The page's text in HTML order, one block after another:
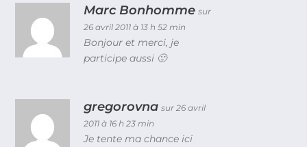
Marc Bonhomme sur
26 avril 2011 à 13 h 52 min
Bonjour et merci, je
participe aussi 🙂
gregorovna sur 26 avril
2011 à 16 h 23 min
Je tente ma chance ici